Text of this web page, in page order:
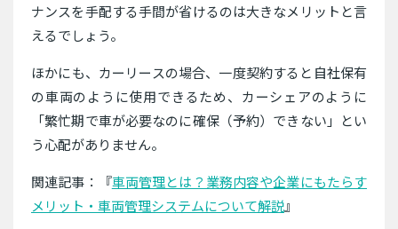
ナンスを手配する手間が省けるのは大きなメリットと言
えるでしょう。
ほかにも、カーリースの場合、一度契約すると自社保有
の車両のように使用できるため、カーシェアのように
「繁忙期で車が必要なのに確保（予約）できない」とい
う心配がありません。
関連記事：『車両管理とは？業務内容や企業にもたらす
メリット・車両管理システムについて解説』